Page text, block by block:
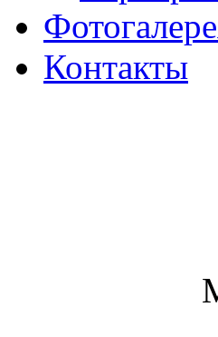
Контакты